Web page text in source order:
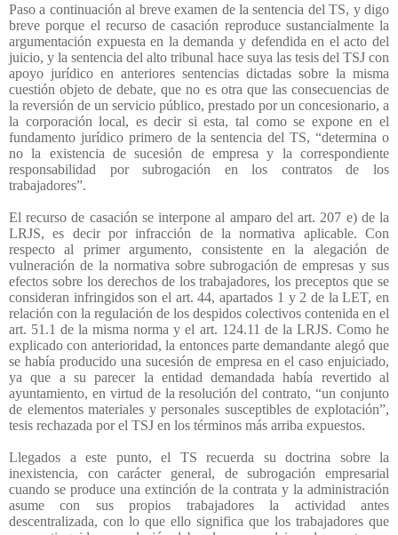
Paso a continuación al breve examen de la sentencia del TS, y digo
breve porque el recurso de casación reproduce sustancialmente la
argumentación expuesta en la demanda y defendida en el acto del
juicio, y la sentencia del alto tribunal hace suya las tesis del TSJ con
apoyo jurídico en anteriores sentencias dictadas sobre la misma
cuestión objeto de debate, que no es otra que las consecuencias de
la reversión de un servicio público, prestado por un concesionario, a
la corporación local, es decir si esta, tal como se expone en el
fundamento jurídico primero de la sentencia del TS, “determina o
no la existencia de sucesión de empresa y la correspondiente
responsabilidad por subrogación en los contratos de los
trabajadores”.
El recurso de casación se interpone al amparo del art. 207 e) de la
LRJS, es decir por infracción de la normativa aplicable. Con
respecto al primer argumento, consistente en la alegación de
vulneración de la normativa sobre subrogación de empresas y sus
efectos sobre los derechos de los trabajadores, los preceptos que se
consideran infringidos son el art. 44, apartados 1 y 2 de la LET, en
relación con la regulación de los despidos colectivos contenida en el
art. 51.1 de la misma norma y el art. 124.11 de la LRJS. Como he
explicado con anterioridad, la entonces parte demandante alegó que
se había producido una sucesión de empresa en el caso enjuiciado,
ya que a su parecer la entidad demandada había revertido al
ayuntamiento, en virtud de la resolución del contrato, “un conjunto
de elementos materiales y personales susceptibles de explotación”,
tesis rechazada por el TSJ en los términos más arriba expuestos.
Llegados a este punto, el TS recuerda su doctrina sobre la
inexistencia, con carácter general, de subrogación empresarial
cuando se produce una extinción de la contrata y la administración
asume con sus propios trabajadores la actividad antes
descentralizada, con lo que ello significa que los trabajadores que